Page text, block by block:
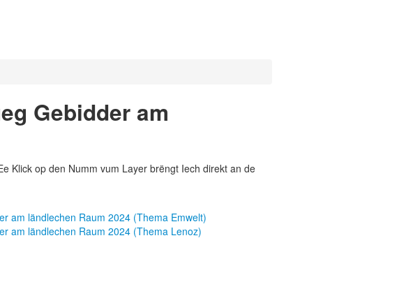
Gebidder am
Klick op den Numm vum Layer brëngt Iech direkt an de
am ländlechen Raum 2024 (Thema Emwelt)
am ländlechen Raum 2024 (Thema Lenoz)